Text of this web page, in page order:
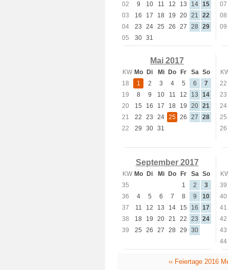
02
9 10 11 12 13 14 15
03
16 17 18 19 20 21
22
04
23 24 25 26 27 28
29
05
30 31
07
08
09
Mai 2017
KW Mo Di Mi Do Fr Sa So
18
1 2 3 4 5 6
7
19
8 9 10 11 12 13
14
20
15 16 17 18 19 20 21
21
22 23 24 25 26 27
28
22
29 30 31
22
23
24
25
26
September 2017
KW Mo Di Mi Do Fr Sa So
35
1 2
3
36
4 5 6 7 8 9
10
37
11 12 13 14 15 16
17
38
18 19 20 21 22 23
24
39
25 26 27 28 29 30
39
40
41
42
43
44
‹‹ Feiertage 2016